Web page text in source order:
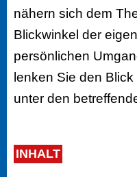
nähern sich dem
Blickwinkel der
persönlichen
lenken Sie den
unter den
INHALT